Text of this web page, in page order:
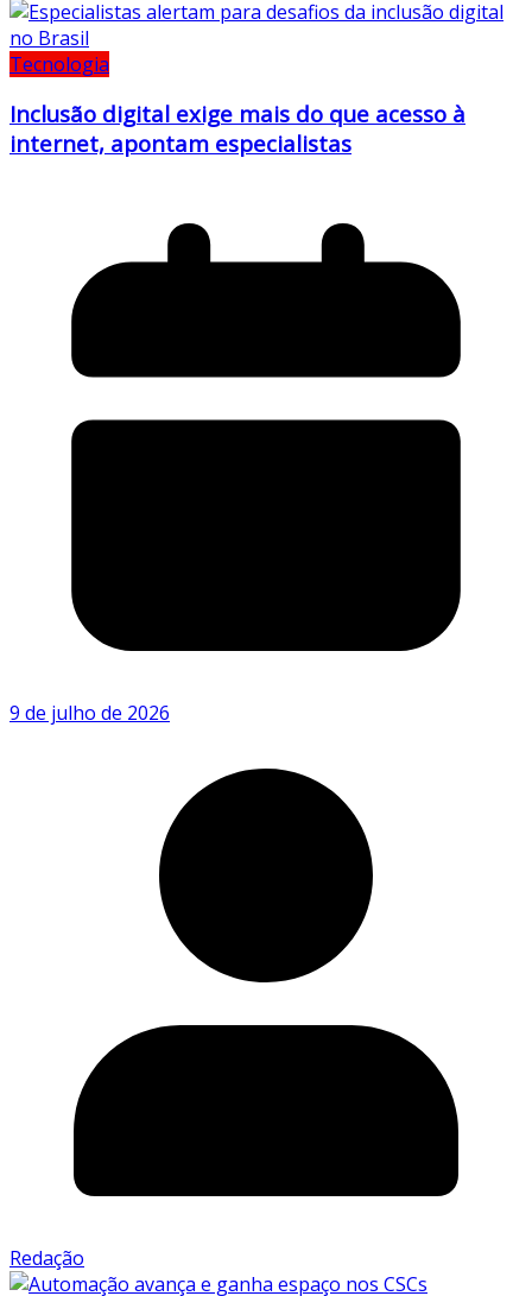
Tecnologia
Inclusão digital exige mais do que acesso à
internet, apontam especialistas
9 de julho de 2026
Redação